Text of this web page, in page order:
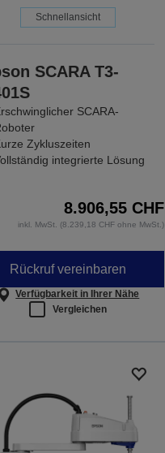
Schnellansicht
SCARA T3-
SCARA-
Zykluszeiten
integrierte Lösung
8.906,55 CHF
inkl. MwSt. (8.239,18 CHF ohne MwSt.)
Rückruf vereinbaren
Verfügbarkeit in Ihrer Nähe
Vergleichen